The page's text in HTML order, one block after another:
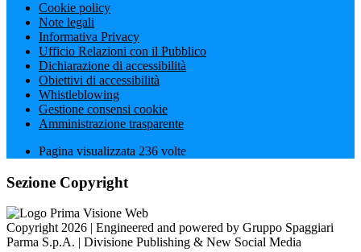
Cookie policy
Note legali
Informativa Privacy
Ufficio Relazioni con il Pubblico
Dichiarazione di accessibilità
Obiettivi di accessibilità
Whistleblowing
Gestione consensi cookie
Amministrazione trasparente
Pagina visualizzata 236 volte
Sezione Copyright
Copyright 2026 | Engineered and powered by Gruppo Spaggiari
Parma S.p.A. | Divisione Publishing & New Social Media